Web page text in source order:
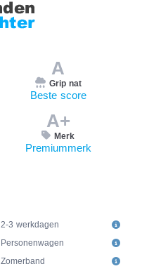
A
Grip nat
Beste score
A+
Merk
Premiummerk
2-3 werkdagen
Personenwagen
Zomerband